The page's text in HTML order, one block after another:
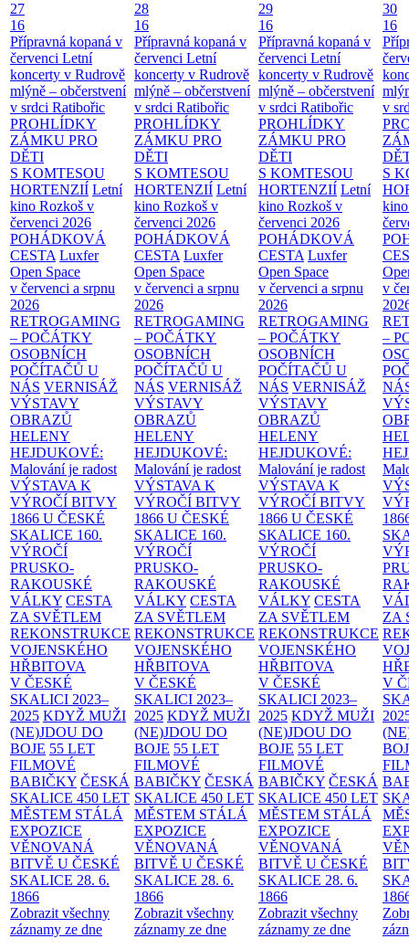
27
16
Přípravná kopaná v
červenci Letní
koncerty v Rudrově
mlýně – občerstvení
v srdci Ratibořic
PROHLÍDKY
ZÁMKU PRO
DĚTI
S KOMTESOU
HORTENZIÍ Letní
kino Rozkoš v
červenci 2026
POHÁDKOVÁ
CESTA Luxfer
Open Space
v červenci a srpnu
2026
RETROGAMING
– POČÁTKY
OSOBNÍCH
POČÍTAČŮ U
NÁS VERNISÁŽ
VÝSTAVY
OBRAZŮ
HELENY
HEJDUKOVÉ:
Malování je radost
VÝSTAVA K
VÝROČÍ BITVY
1866 U ČESKÉ
SKALICE 160.
VÝROČÍ
PRUSKO-
RAKOUSKÉ
VÁLKY CESTA
ZA SVĚTLEM
REKONSTRUKCE
VOJENSKÉHO
HŘBITOVA
V ČESKÉ
SKALICI 2023–
2025 KDYŽ MUŽI
(NE)JDOU DO
BOJE 55 LET
FILMOVÉ
BABIČKY ČESKÁ
SKALICE 450 LET
MĚSTEM STÁLÁ
EXPOZICE
VĚNOVANÁ
BITVĚ U ČESKÉ
SKALICE 28. 6.
1866
Zobrazit všechny
záznamy ze dne
28
16
Přípravná kopaná v
červenci Letní
koncerty v Rudrově
mlýně – občerstvení
v srdci Ratibořic
PROHLÍDKY
ZÁMKU PRO
DĚTI
S KOMTESOU
HORTENZIÍ Letní
kino Rozkoš v
červenci 2026
POHÁDKOVÁ
CESTA Luxfer
Open Space
v červenci a srpnu
2026
RETROGAMING
– POČÁTKY
OSOBNÍCH
POČÍTAČŮ U
NÁS VERNISÁŽ
VÝSTAVY
OBRAZŮ
HELENY
HEJDUKOVÉ:
Malování je radost
VÝSTAVA K
VÝROČÍ BITVY
1866 U ČESKÉ
SKALICE 160.
VÝROČÍ
PRUSKO-
RAKOUSKÉ
VÁLKY CESTA
ZA SVĚTLEM
REKONSTRUKCE
VOJENSKÉHO
HŘBITOVA
V ČESKÉ
SKALICI 2023–
2025 KDYŽ MUŽI
(NE)JDOU DO
BOJE 55 LET
FILMOVÉ
BABIČKY ČESKÁ
SKALICE 450 LET
MĚSTEM STÁLÁ
EXPOZICE
VĚNOVANÁ
BITVĚ U ČESKÉ
SKALICE 28. 6.
1866
Zobrazit všechny
záznamy ze dne
29
16
Přípravná kopaná v
červenci Letní
koncerty v Rudrově
mlýně – občerstvení
v srdci Ratibořic
PROHLÍDKY
ZÁMKU PRO
DĚTI
S KOMTESOU
HORTENZIÍ Letní
kino Rozkoš v
červenci 2026
POHÁDKOVÁ
CESTA Luxfer
Open Space
v červenci a srpnu
2026
RETROGAMING
– POČÁTKY
OSOBNÍCH
POČÍTAČŮ U
NÁS VERNISÁŽ
VÝSTAVY
OBRAZŮ
HELENY
HEJDUKOVÉ:
Malování je radost
VÝSTAVA K
VÝROČÍ BITVY
1866 U ČESKÉ
SKALICE 160.
VÝROČÍ
PRUSKO-
RAKOUSKÉ
VÁLKY CESTA
ZA SVĚTLEM
REKONSTRUKCE
VOJENSKÉHO
HŘBITOVA
V ČESKÉ
SKALICI 2023–
2025 KDYŽ MUŽI
(NE)JDOU DO
BOJE 55 LET
FILMOVÉ
BABIČKY ČESKÁ
SKALICE 450 LET
MĚSTEM STÁLÁ
EXPOZICE
VĚNOVANÁ
BITVĚ U ČESKÉ
SKALICE 28. 6.
1866
Zobrazit všechny
záznamy ze dne
30
16
v
S
v
–
ZA
V